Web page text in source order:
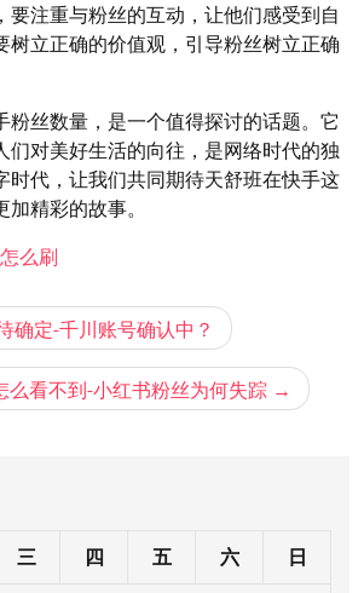
要注重与粉丝的互动，让他们感受到自
树立正确的价值观，引导粉丝树立正确
粉丝数量，是一个值得探讨的话题。它
们对美好生活的向往，是网络时代的独
时代，让我们共同期待天舒班在快手这
精彩的故事。
么刷
确定-千川账号确认中？
么看不到-小红书粉丝为何失踪
三 四 五 六 日